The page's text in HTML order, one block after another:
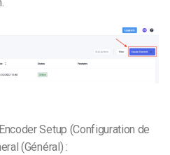
Setup (Configuration de
(Général) :